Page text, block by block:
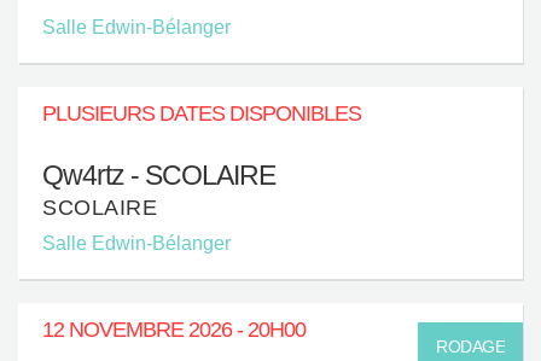
Salle Edwin-Bélanger
PLUSIEURS DATES DISPONIBLES
Qw4rtz - SCOLAIRE
SCOLAIRE
Salle Edwin-Bélanger
12 NOVEMBRE 2026 - 20H00
RODAGE